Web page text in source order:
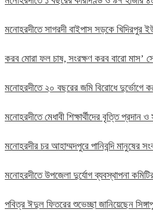
মনোহরদীতে সাগরদী বাইপাস সড়কে খিদিরপুর
করব মোরা ফল চাষ, সংরক্ষণ করব বারো মাস’
মনোহরদীতে ২০ বছরের জমি বিরোধে দুর্ভোগে
মনোহরদীতে মেধাবী শিক্ষার্থীদের বৃত্তি প্রদান ও
মনোহরদীর চর আহাম্মদপুরে পানিবন্দি মানুষের
মনোহরদীতে উপজেলা দুর্যোগ ব্যবস্থাপনা
পবিত্র ঈদুল ফিতরের শুভেচ্ছা জানিয়েছেন